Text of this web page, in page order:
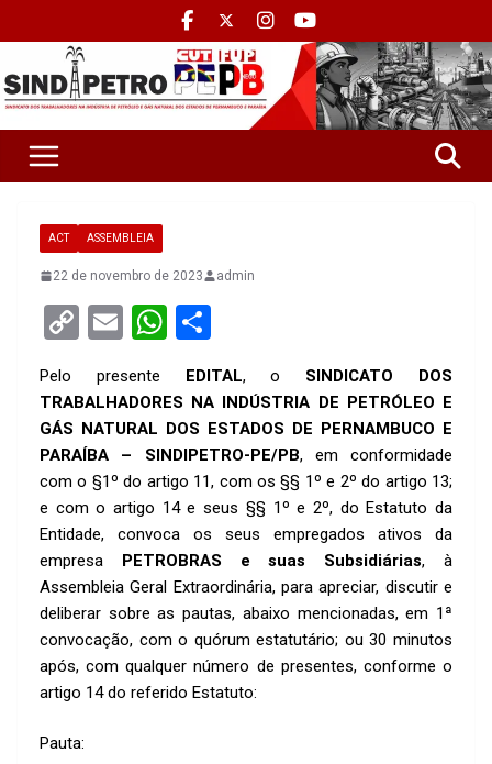
ACT ASSEMBLEIA
22 de novembro de 2023 admin
C
py
Li
n
k
E
ail
W
at
s
A
p
p
ar
e
Pelo presente EDITAL, o SINDICATO DOS
TRABALHADORES NA INDÚSTRIA DE PETRÓLEO E
GÁS NATURAL DOS ESTADOS DE PERNAMBUCO E
PARAÍBA – SINDIPETRO-PE/PB, em conformidade
com o §1º do artigo 11, com os §§ 1º e 2º do artigo 13;
e com o artigo 14 e seus §§ 1º e 2º, do Estatuto da
Entidade, convoca os seus empregados ativos da
empresa PETROBRAS e suas Subsidiárias, à
Assembleia Geral Extraordinária, para apreciar, discutir e
deliberar sobre as pautas, abaixo mencionadas, em 1ª
convocação, com o quórum estatutário; ou 30 minutos
após, com qualquer número de presentes, conforme o
artigo 14 do referido Estatuto:
Pauta: